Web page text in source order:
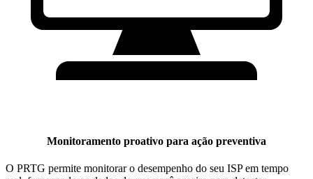
Monitoramento proativo para ação preventiva
O PRTG permite monitorar o desempenho do seu ISP em tempo